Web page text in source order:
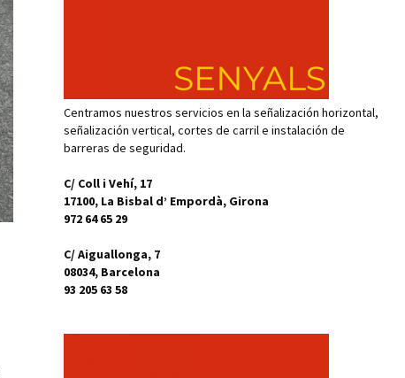
Centramos nuestros servicios en la señalización horizontal,
señalización vertical, cortes de carril e instalación de
barreras de seguridad.
C/ Coll i Vehí, 17
17100, La Bisbal d’ Empordà, Girona
972 64 65 29
C/ Aiguallonga, 7
08034, Barcelona
93 205 63 58